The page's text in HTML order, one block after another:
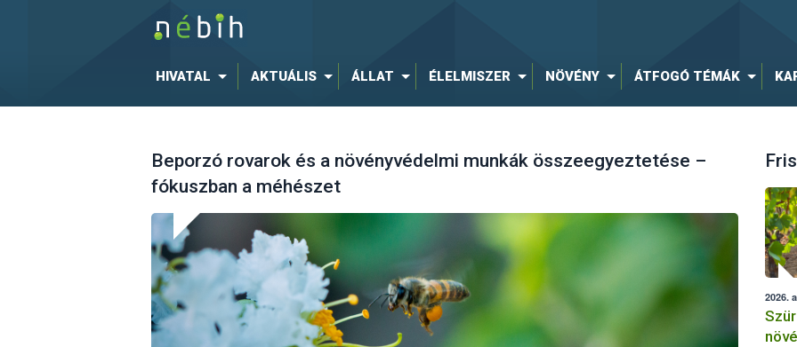
HIVATAL AKTUÁLIS ÁLLAT ÉLELMISZER NÖVÉNY ÁTFOGÓ TÉMÁK
Beporzó rovarok és a növényvédelmi munkák összeegyeztetése –
fókuszban a méhészet
2026.